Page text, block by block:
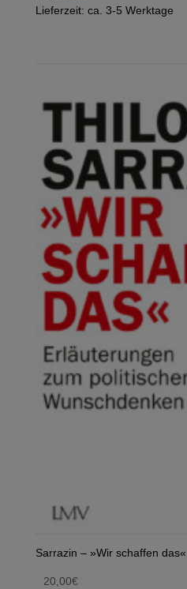
Lieferzeit: ca. 3-5 Werktage
Sarrazin – »Wir schaffen das«
20,00€